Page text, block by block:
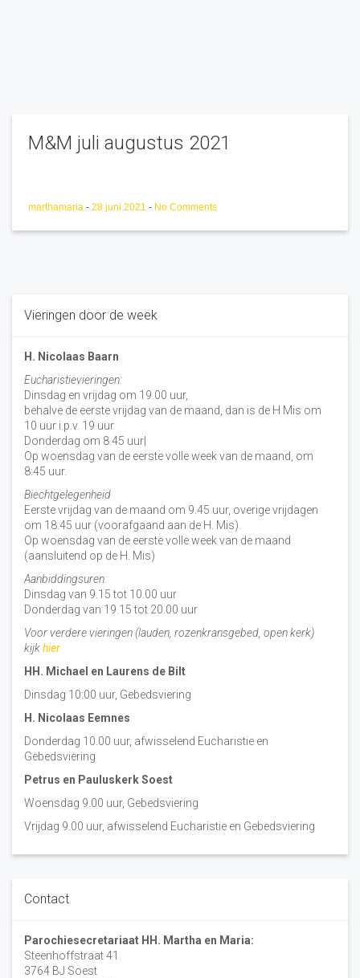
M&M juli augustus 2021
marthamaria - 28 juni 2021 - No Comments
Vieringen door de week
H. Nicolaas Baarn
Eucharistievieringen:
Dinsdag en vrijdag om 19.00 uur,
behalve de eerste vrijdag van de maand, dan is de H Mis om
10 uur i.p.v. 19 uur
Donderdag om 8.45 uur|
Op woensdag van de eerste volle week van de maand, om
8:45 uur.
Biechtgelegenheid
Eerste vrijdag van de maand om 9.45 uur, overige vrijdagen
om 18.45 uur (voorafgaand aan de H. Mis).
Op woensdag van de eerste volle week van de maand
(aansluitend op de H. Mis)
Aanbiddingsuren:
Dinsdag van 9.15 tot 10.00 uur
Donderdag van 19.15 tot 20.00 uur
Voor verdere vieringen (lauden, rozenkransgebed, open kerk)
kijkhier
HH. Michael en Laurens de Bilt
Dinsdag 10:00 uur, Gebedsviering
H. Nicolaas Eemnes
Donderdag 10.00 uur, afwisselend Eucharistie en
Gebedsviering
Petrus en Pauluskerk Soest
Woensdag 9.00 uur, Gebedsviering
Vrijdag 9.00 uur, afwisselend Eucharistie en Gebedsviering
Contact
Parochiesecretariaat HH. Martha en Maria:
Steenhoffstraat 41
3764 BJ Soest